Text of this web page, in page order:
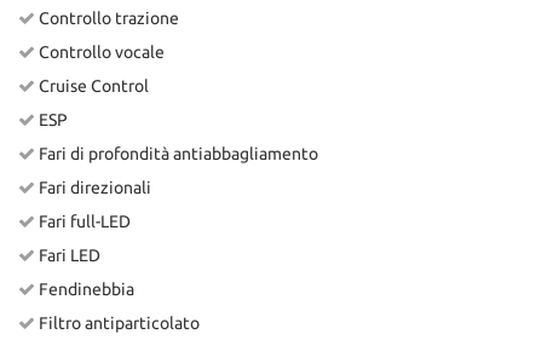
Controllo trazione
Controllo vocale
Cruise Control
ESP
Fari di profondità antiabbagliamento
Fari direzionali
Fari full-LED
Fari LED
Fendinebbia
Filtro antiparticolato